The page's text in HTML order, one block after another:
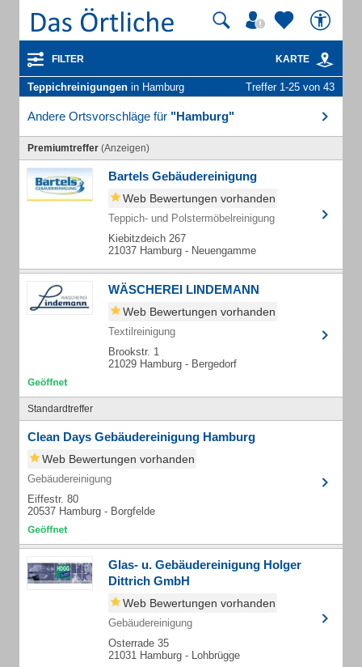
FILTER KARTE
Teppichreinigungen in Hamburg Treffer 1-25 von 43
Andere Ortsvorschläge für "Hamburg"
Premiumtreffer (Anzeigen)
Bartels Gebäudereinigung
Web Bewertungen vorhanden
Teppich- und Polstermöbelreinigung
Kiebitzdeich 267
21037 Hamburg - Neuengamme
WÄSCHEREI LINDEMANN
Web Bewertungen vorhanden
Textilreinigung
Brookstr. 1
21029 Hamburg - Bergedorf
Standardtreffer
Clean Days Gebäudereinigung Hamburg
Web Bewertungen vorhanden
Gebäudereinigung
Eiffestr. 80
20537 Hamburg - Borgfelde
Glas- u. Gebäudereinigung Holger
Dittrich GmbH
Web Bewertungen vorhanden
Gebäudereinigung
Osterrade 35
21031 Hamburg - Lohbrügge